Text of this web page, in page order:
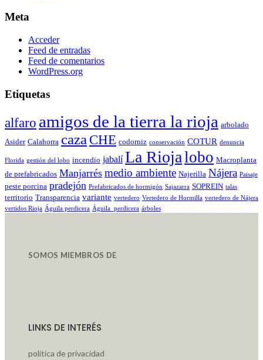
Meta
Acceder
Feed de entradas
Feed de comentarios
WordPress.org
Etiquetas
alfaro amigos de la tierra la rioja arbolado
Asider Calahorra caza CHE codorniz conservación COTUR denuncia
Florida gestión del lobo incendio jabalí La Riojalobo Macroplanta
de prefabricados Manjarrés medio ambiente Najerilla Nájera Paisaje
peste porcina pradejón Prefabricados de hormigón Sajazarra SOPREIN talas
territorio Transparencia variante vertedero Vertedero de Hormilla vertedero de Nájera
vertidos Rioja Águila perdicera Águila_perdicera árboles
SOMOS MIEMBROS DE
LINKS DE INTERÉS
política de privacidad